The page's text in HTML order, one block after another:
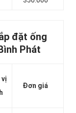
đặt ống
Phát
Đơn giá